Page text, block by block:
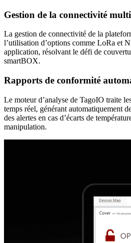
Gestion de la connectivité
La gestion de connectivité de la
l’utilisation d’options comme LoRa et
application, résolvant le défi de
smartBOX.
Rapports de conformité
Le moteur d’analyse de TagoIO traite
temps réel, générant automatiquement
des alertes en cas d’écarts de
manipulation.